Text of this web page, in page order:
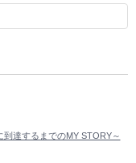
達するまでのMY STORY～